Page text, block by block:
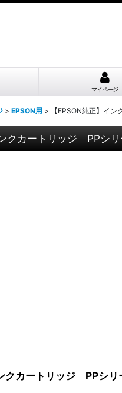
マイページ
> EPSON用 > 【EPSON純正】イ
ンクカートリッジ PPシ
クカートリッジ PPシ